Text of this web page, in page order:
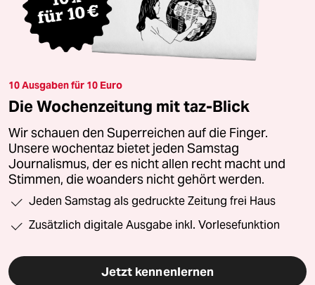
10 Ausgaben für 10 Euro
Die Wochenzeitung mit taz-Blick
Wir schauen den Superreichen auf die Finger.
Unsere wochentaz bietet jeden Samstag
Journalismus, der es nicht allen recht macht und
Stimmen, die woanders nicht gehört werden.
Jeden Samstag als gedruckte Zeitung frei Haus
Zusätzlich digitale Ausgabe inkl. Vorlesefunktion
Jetzt kennenlernen